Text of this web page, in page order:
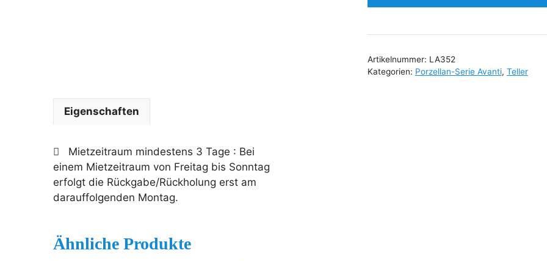
Artikelnummer: LA352
Kategorien: Porzellan-Serie Avanti, Teller
Eigenschaften
Mietzeitraum mindestens 3 Tage : Bei
einem Mietzeitraum von Freitag bis Sonntag
erfolgt die Rückgabe/Rückholung erst am
darauffolgenden Montag.
Ähnliche Produkte